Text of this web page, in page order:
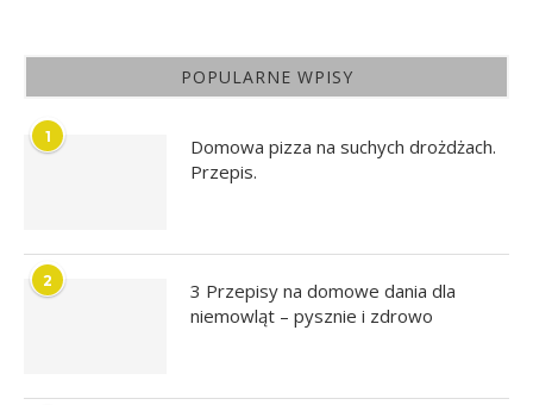
POPULARNE WPISY
1
Domowa pizza na suchych drożdżach.
Przepis.
2
3 Przepisy na domowe dania dla
niemowląt – pysznie i zdrowo